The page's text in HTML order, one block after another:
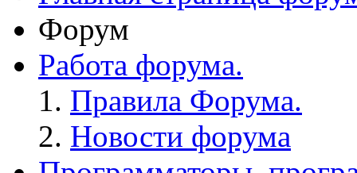
Форум
Работа форума.
Правила Форума.
Новости форума